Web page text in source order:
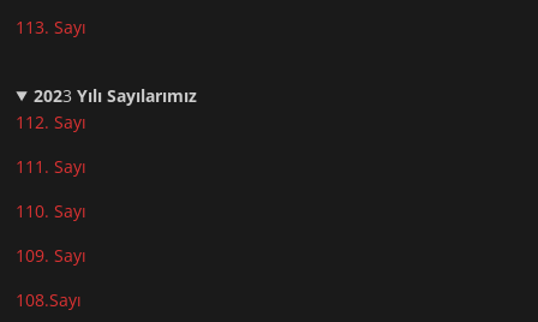
113. Sayı
2023Yılı Sayılarımız
112. Sayı
111. Sayı
110. Sayı
109. Sayı
108.Sayı